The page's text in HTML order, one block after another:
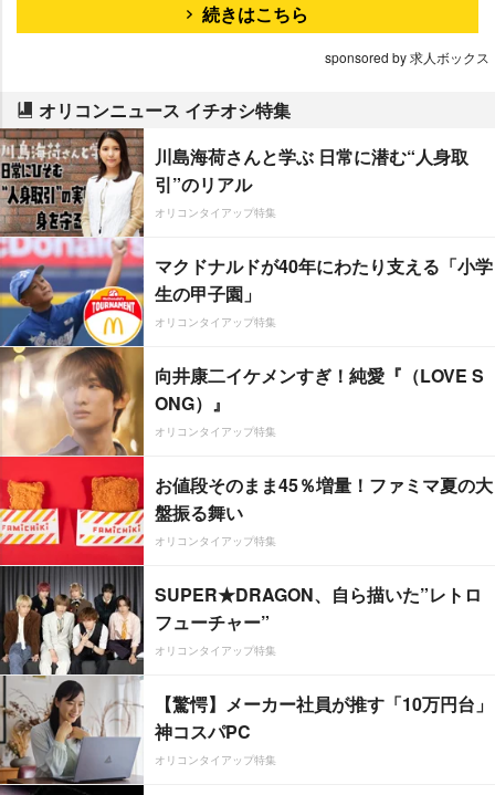
続きはこちら
sponsored by 求人ボックス
オリコンニュース イチオシ特集
川島海荷さんと学ぶ 日常に潜む“人身取
引”のリアル
オリコンタイアップ特集
マクドナルドが40年にわたり支える「小学
生の甲子園」
オリコンタイアップ特集
向井康二イケメンすぎ！純愛『（LOVE S
ONG）』
オリコンタイアップ特集
お値段そのまま45％増量！ファミマ夏の大
盤振る舞い
オリコンタイアップ特集
SUPER★DRAGON、自ら描いた”レトロ
フューチャー”
オリコンタイアップ特集
【驚愕】メーカー社員が推す「10万円台」
神コスパPC
オリコンタイアップ特集